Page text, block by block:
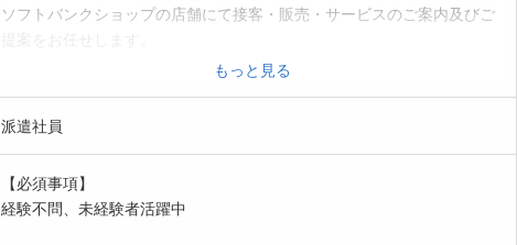
ソフトバンクショップの店舗にて接客・販売・サービスのご案内及びご
・料金プランや各種サービスのご案内
・イベントや出張販売
【おすすめポイント】
もっと見る
派遣社員
【必須事項】
経験不問、未経験者活躍中